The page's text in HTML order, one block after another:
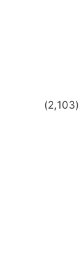
(2,103)